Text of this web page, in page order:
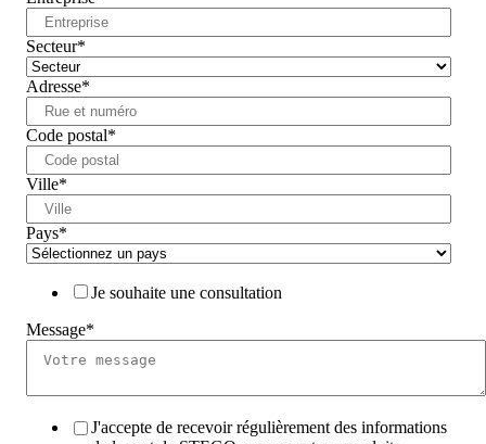
Secteur*
Adresse*
Code postal*
Ville*
Pays*
Je souhaite une consultation
Message*
J'accepte de recevoir régulièrement des informations